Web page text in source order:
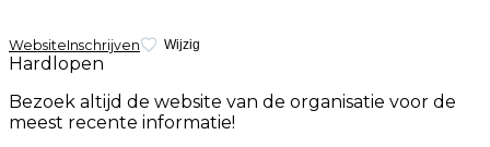
WebsiteInschrijven Wijzig
Hardlopen
Bezoek altijd de website van de organisatie voor de
meest recente informatie!